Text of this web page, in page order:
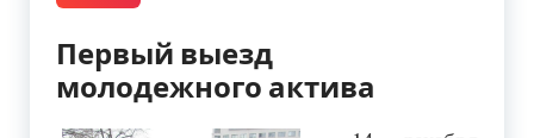
Первый выезд
молодежного актива